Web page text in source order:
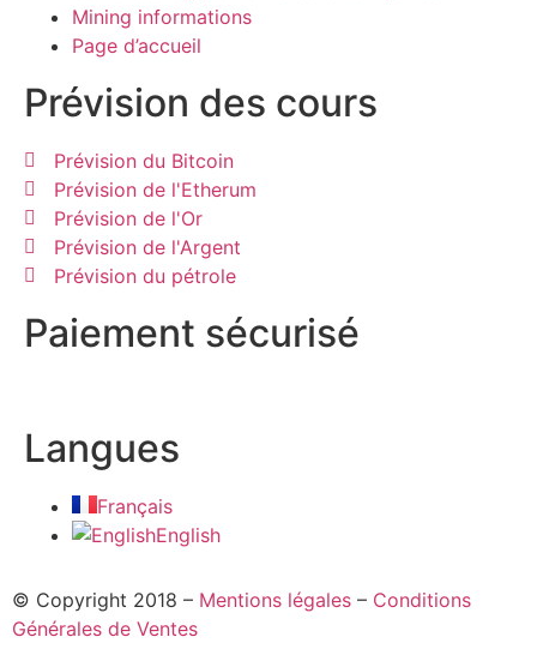
Mining informations
Page d’accueil
Prévision des cours
Prévision du Bitcoin
Prévision de l'Etherum
Prévision de l'Or
Prévision de l'Argent
Prévision du pétrole
Paiement sécurisé
Langues
Français
English
© Copyright 2018 – Mentions légales – Conditions
Générales de Ventes